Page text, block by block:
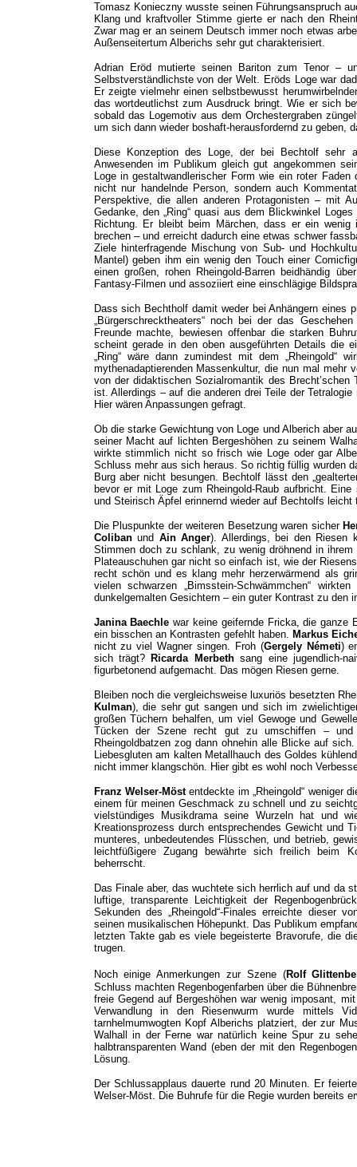
Tomasz Konieczny wusste seinen Führungsanspruch
Klang und kraftvoller Stimme gierte er nach den
Zwar mag er an seinem Deutsch immer noch etwas
Außenseitertum Alberichs sehr gut charakterisiert.
Adrian Eröd mutierte seinen Bariton zum Tenor –
Selbstverständlichste von der Welt. Eröds Loge war
Er zeigte vielmehr einen selbstbewusst
das wortdeutlichst zum Ausdruck bringt. Wie er sich
sobald das Logemotiv aus dem Orchestergraben
um sich dann wieder boshaft-herausfordernd zu geben,
Diese Konzeption des Loge, der bei Bechtolf sehr
Anwesenden im Publikum gleich gut angekommen
Loge in gestaltwandlerischer Form wie ein roter Faden
nicht nur handelnde Person, sondern auch
Perspektive, die allen anderen Protagonisten – mit
Gedanke, den „Ring“ quasi aus dem Blickwinkel
Richtung. Er bleibt beim Märchen, dass er ein
brechen – und erreicht dadurch eine etwas schwer
Ziele hinterfragende Mischung von Sub- und
Mantel) geben ihm ein wenig den Touch einer
einen großen, rohen Rheingold-Barren beidhändig
Fantasy-Filmen und assoziiert eine einschlägige
Dass sich Bechtholf damit weder bei Anhängern eines
„Bürgerschrecktheaters“ noch bei der das
Freunde machte, bewiesen offenbar die starken
scheint gerade in den oben ausgeführten Details die
„Ring“ wäre dann zumindest mit dem „Rheingold“
mythenadaptierenden Massenkultur, die nun mal mehr
von der didaktischen Sozialromantik des
ist. Allerdings – auf die anderen drei Teile der
Hier wären Anpassungen gefragt.
Ob die starke Gewichtung von Loge und Alberich aber
seiner Macht auf lichten Bergeshöhen zu seinem
wirkte stimmlich nicht so frisch wie Loge oder gar
Schluss mehr aus sich heraus. So richtig füllig wurden
Burg aber nicht besungen. Bechtolf lässt den
bevor er mit Loge zum Rheingold-Raub aufbricht.
und Steirisch Äpfel erinnernd wieder auf Bechtolfs leicht
Die Pluspunkte der weiteren Besetzung waren sicher
Colibanund Ain Anger). Allerdings, bei den Riesen
Stimmen doch zu schlank, zu wenig dröhnend in
Plateauschuhen gar nicht so einfach ist, wie der
recht schön und es klang mehr herzerwärmend als
vielen schwarzen „Bimsstein-Schwämmchen“
dunkelgemalten Gesichtern – ein guter Kontrast zu den
Janina Baechlewar keine geifernde Fricka, die ganze
ein bisschen an Kontrasten gefehlt haben. Markus
nicht zu viel Wagner singen. Froh (Gergely Németi)
sich trägt? Ricarda Merbethsang eine jugendlich-
figurbetonend aufgemacht. Das mögen Riesen gerne.
Bleiben noch die vergleichsweise luxuriös besetzten
Kulman), die sehr gut sangen und sich im
großen Tüchern behalfen, um viel Gewoge und
Tücken der Szene recht gut zu umschiffen – und
Rheingoldbatzen zog dann ohnehin alle Blicke auf
Liebesgluten am kalten Metallhauch des Goldes
nicht immer klangschön. Hier gibt es wohl noch
Franz Welser-Möstentdeckte im „Rheingold“ weniger
einem für meinen Geschmack zu schnell und zu
vielstündiges Musikdrama seine Wurzeln hat und
Kreationsprozess durch entsprechendes Gewicht und
munteres, unbedeutendes Flüsschen, und betrieb,
leichtfüßigere Zugang bewährte sich freilich beim
beherrscht.
Das Finale aber, das wuchtete sich herrlich auf und da
luftige, transparente Leichtigkeit der
Sekunden des „Rheingold“-Finales erreichte dieser
seinen musikalischen Höhepunkt. Das Publikum
letzten Takte gab es viele begeisterte Bravorufe, die
trugen.
Noch einige Anmerkungen zur Szene (Rolf
Schluss machten Regenbogenfarben über die
freie Gegend auf Bergeshöhen war wenig imposant,
Verwandlung in den Riesenwurm wurde mittels
tarnhelmumwogten Kopf Alberichs platziert, der zur
Walhall in der Ferne war natürlich keine Spur zu
halbtransparenten Wand (eben der mit den
Lösung.
Der Schlussapplaus dauerte rund 20 Minuten. Er
Welser-Möst. Die Buhrufe für die Regie wurden bereits